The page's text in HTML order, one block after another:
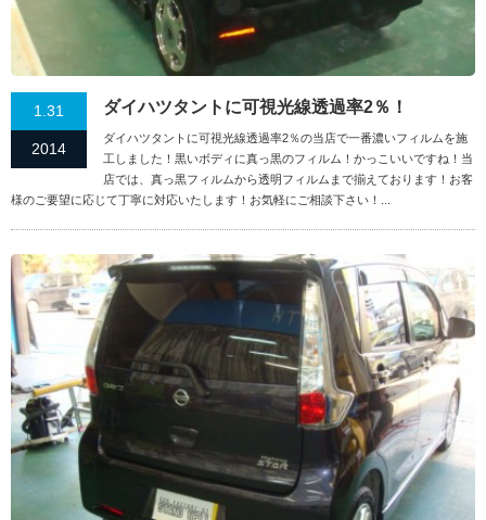
1.31
2014
ダイハツタントに可視光線透過率2％！
ダイハツタントに可視光線透過率2％の当店で一番濃いフィルムを施
工しました！黒いボディに真っ黒のフィルム！かっこいいですね！当
店では、真っ黒フィルムから透明フィルムまで揃えております！お客
様のご要望に応じて丁寧に対応いたします！お気軽にご相談下さい！...